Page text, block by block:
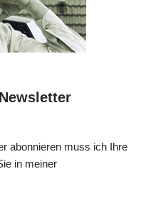
abonnieren muss ich Ihre
in meiner